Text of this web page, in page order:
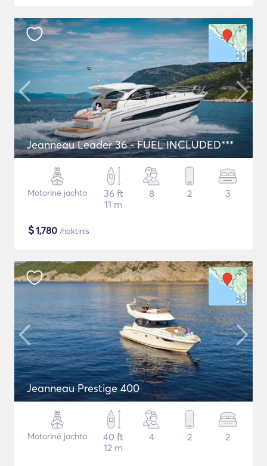
Jeanneau Leader 36 - FUEL INCLUDED***
Motorinė jachta
36 ft
11 m
8 2 3
$1,780 /naktinis
Jeanneau Prestige 400
Motorinė jachta
40 ft
12 m
4 2 2